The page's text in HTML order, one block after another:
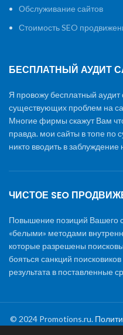
Обслуживание сайтов
Стоимость SEO
БЕСПЛАТНЫЙ АУДИТ
Я провожу бесплатный
существующих проблем на
Многие фирмы скажут Вам
правда. мои сайты в топе по
никто вводить в заблуждение
ЧИСТОЕ SEO
Повышение позиций Вашего
«белыми» методами
которые разрешены
бояться санкций
результата в поставленные
© 2024 Promotions.ru.